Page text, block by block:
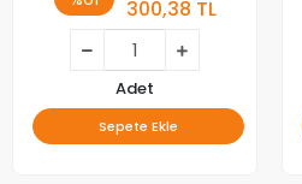
300,38 TL
Adet
Sepete Ekle